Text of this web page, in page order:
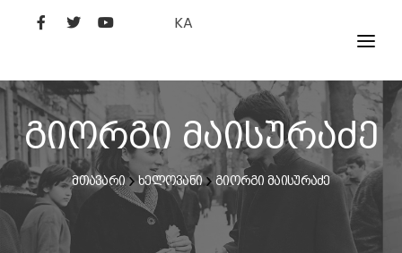
KA
ᲤᲘᲚᲛᲔᲑᲘ
ᲮᲔᲚᲝᲕᲐᲜᲘ
ᲙᲘᲜᲝᲡᲢᲣᲓᲘᲐ
ᲙᲘᲜᲝᲐᲙᲐᲓᲔᲛᲘᲐ
გიორგი მაისურაძე
მთავარი ხელოვანი გიორგი მაისურაძე